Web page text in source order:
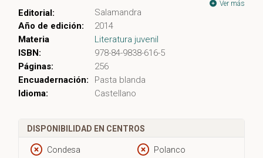
malévolas intenciones. Para seguir la pista de su fiel amigo,
Torak tiene que recurrir a su poder de trasladar su espíritu al
cuerpo de los animales, aunque el uso de este portentoso
don puede acabar destruyéndolo. El enfrentamiento final con
los Devoradores se librará en el lejano y helado Norte, donde
nuestros valientes protagonistas deberán recurrir a todo su
ingenio y coraje en un entorno inhóspito y plagado de
Ver más
Editorial:
Salamandra
Año de edición:
2014
Materia
Literatura juvenil
ISBN:
978-84-9838-616-5
Páginas:
256
Encuadernación:
Pasta blanda
Idioma:
Castellano
DISPONIBILIDAD EN CENTROS
Condesa Polanco